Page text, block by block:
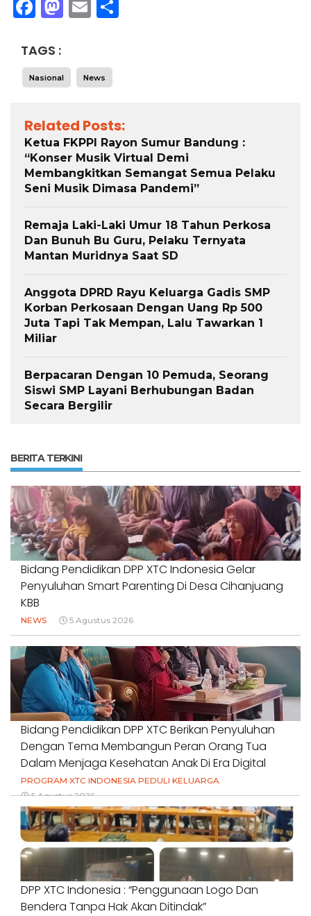
Facebook
Mastodon
Email
TAGS :
Nasional News
Related Posts:
Ketua FKPPI Rayon Sumur Bandung :
“Konser Musik Virtual Demi
Membangkitkan Semangat Semua Pelaku
Seni Musik Dimasa Pandemi”
Remaja Laki-Laki Umur 18 Tahun Perkosa
Dan Bunuh Bu Guru, Pelaku Ternyata
Mantan Muridnya Saat SD
Anggota DPRD Rayu Keluarga Gadis SMP
Korban Perkosaan Dengan Uang Rp 500
Juta Tapi Tak Mempan, Lalu Tawarkan 1
Miliar
Berpacaran Dengan 10 Pemuda, Seorang
Siswi SMP Layani Berhubungan Badan
Secara Bergilir
BERITA TERKINI
Bidang Pendidikan DPP XTC Indonesia Gelar
Penyuluhan Smart Parenting Di Desa Cihanjuang
KBB
NEWS 5 Agustus 2026
Bidang Pendidikan DPP XTC Berikan Penyuluhan
Dengan Tema Membangun Peran Orang Tua
Dalam Menjaga Kesehatan Anak Di Era Digital
PROGRAM XTC INDONESIA PEDULI KELUARGA
5 Agustus 2026
DPP XTC Indonesia : “Penggunaan Logo Dan
Bendera Tanpa Hak Akan Ditindak”